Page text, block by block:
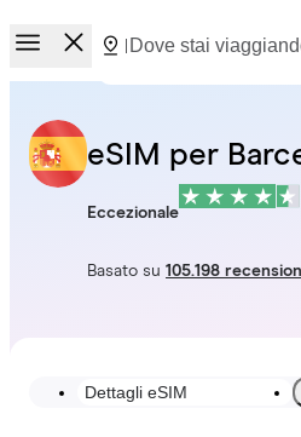
eSIM per
Eccezionale
Basato su105.198
Dettagli eSIM